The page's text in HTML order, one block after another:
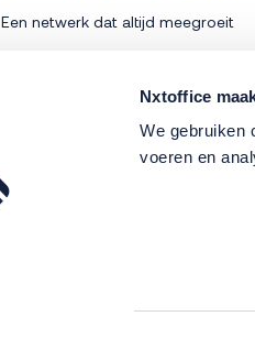
Nxtoffice
We gebruiken
voeren en
Een netwerk dat altijd meegroeit
Printen zonder zorgen